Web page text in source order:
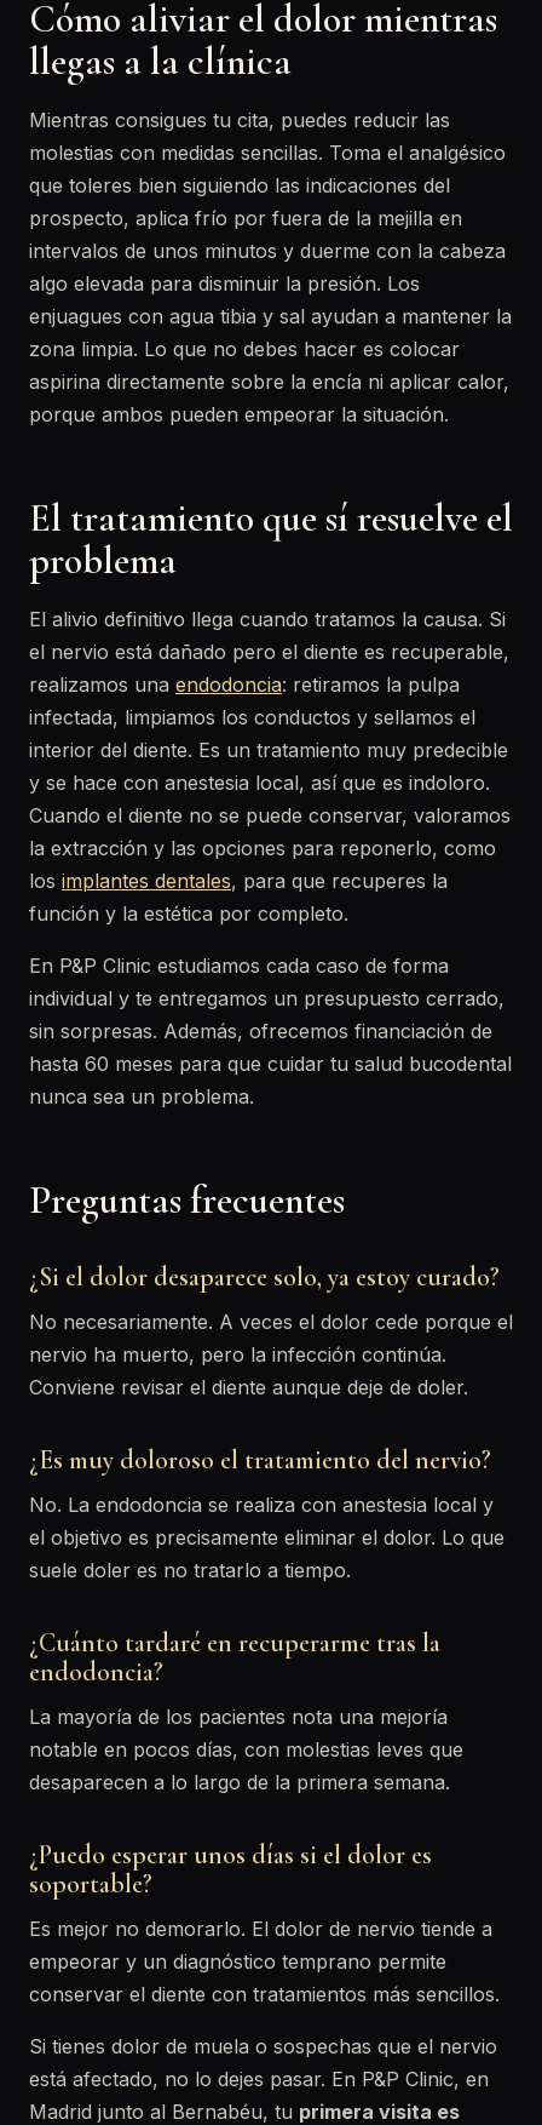
Cómo aliviar el dolor mientras
llegas a la clínica
Mientras consigues tu cita, puedes reducir las
molestias con medidas sencillas. Toma el analgésico
que toleres bien siguiendo las indicaciones del
prospecto, aplica frío por fuera de la mejilla en
intervalos de unos minutos y duerme con la cabeza
algo elevada para disminuir la presión. Los
enjuagues con agua tibia y sal ayudan a mantener la
zona limpia. Lo que no debes hacer es colocar
aspirina directamente sobre la encía ni aplicar calor,
porque ambos pueden empeorar la situación.
El tratamiento que sí resuelve el
problema
El alivio definitivo llega cuando tratamos la causa. Si
el nervio está dañado pero el diente es recuperable,
realizamos una endodoncia: retiramos la pulpa
infectada, limpiamos los conductos y sellamos el
interior del diente. Es un tratamiento muy predecible
y se hace con anestesia local, así que es indoloro.
Cuando el diente no se puede conservar, valoramos
la extracción y las opciones para reponerlo, como
los implantes dentales, para que recuperes la
función y la estética por completo.
En P&P Clinic estudiamos cada caso de forma
individual y te entregamos un presupuesto cerrado,
sin sorpresas. Además, ofrecemos financiación de
hasta 60 meses para que cuidar tu salud bucodental
nunca sea un problema.
Preguntas frecuentes
¿Si el dolor desaparece solo, ya estoy curado?
No necesariamente. A veces el dolor cede porque el
nervio ha muerto, pero la infección continúa.
Conviene revisar el diente aunque deje de doler.
¿Es muy doloroso el tratamiento del nervio?
No. La endodoncia se realiza con anestesia local y
el objetivo es precisamente eliminar el dolor. Lo que
suele doler es no tratarlo a tiempo.
¿Cuánto tardaré en recuperarme tras la
endodoncia?
La mayoría de los pacientes nota una mejoría
notable en pocos días, con molestias leves que
desaparecen a lo largo de la primera semana.
¿Puedo esperar unos días si el dolor es
soportable?
Es mejor no demorarlo. El dolor de nervio tiende a
empeorar y un diagnóstico temprano permite
conservar el diente con tratamientos más sencillos.
Si tienes dolor de muela o sospechas que el nervio
está afectado, no lo dejes pasar. En P&P Clinic, en
Madrid junto al Bernabéu, tu primera visita es